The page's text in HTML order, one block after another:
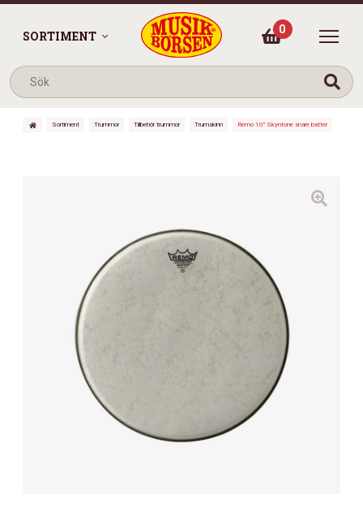
SORTIMENT 0
Sortiment Trummor Tillbehör trummor Trumskinn Remo 10″ Skyntone snare batter